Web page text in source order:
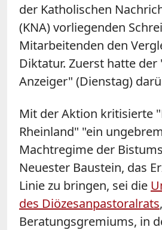
der Katholischen
(KNA) vorliegenden
Mitarbeitenden den
Diktatur. Zuerst hatte der
Anzeiger" (Dienstag)
Mit der Aktion kritisierte
Rheinland" "ein
Machtregime der
Neuester Baustein, das
Linie zu bringen, sei die
des Diözesanpastoralrats
Beratungsgremiums, in